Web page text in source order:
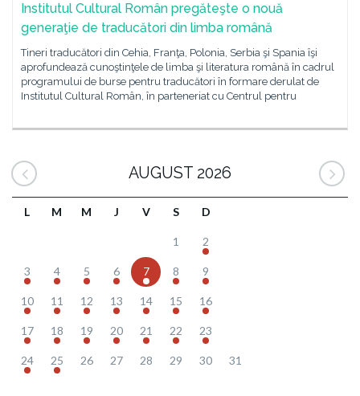
Institutul Cultural Român pregăteşte o nouă
generaţie de traducători din limba română
Tineri traducători din Cehia, Franţa, Polonia, Serbia şi Spania îşi
aprofundează cunoştinţele de limba şi literatura română în cadrul
programului de burse pentru traducători în formare derulat de
Institutul Cultural Român, în parteneriat cu Centrul pentru
AUGUST 2026
L M M J V S D
1 2
3 4 5 6 7 8 9
10 11 12 13 14 15 16
17 18 19 20 21 22 23
24 25 26 27 28 29 30 31